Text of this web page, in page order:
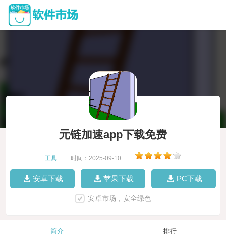
元链加速app下载免费
工具 时间：2025-09-10
安卓下载 苹果下载 PC下载
安卓市场，安全绿色
简介 排行